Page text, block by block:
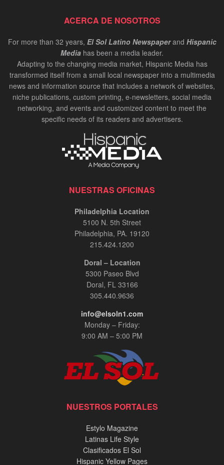
ACERCA DE NOSOTROS
For more than 32 years, El Sol Latino Newspaperand Hispanic
Media has been a media leader.
Adapting to the changing media market, Hispanic Media has
transformed itself from a small local newspaper into a multimedia
news and information source that includes a network of websites,
niche publications, custom printing, e-newsletters, social media
networking, and events and customized content to meet the
specific needs of its readers and advertisers.
NUESTRAS OFICINAS
Philadelphia Location
5100 N. 5th Street
Philadelphia, PA. 19120
215.424.1200
Doral – Location
5300 Paseo Blvd
Doral, FL 33166
305.440.9636
info@elsoln1.com
Monday – Friday:
9:00 AM – 5:00 PM
NUESTROS PORTALES
Estylo Magazine
Latinas Life Style
Clasificados El Sol
Hispanic Yellow Pages